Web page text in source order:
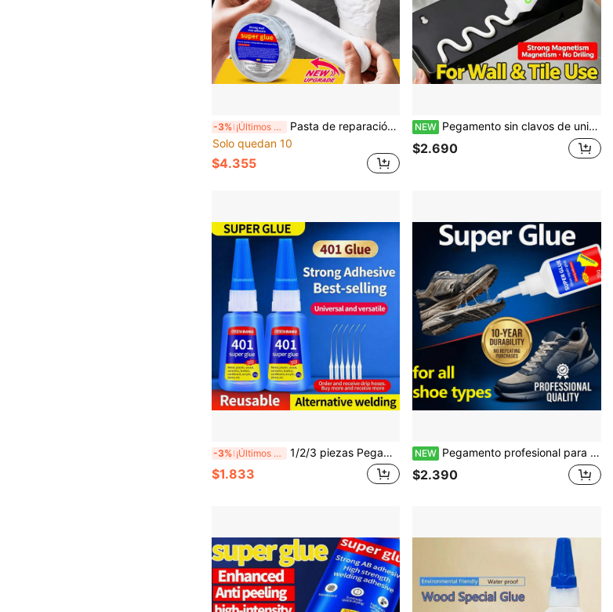
-3% ¡Últimos 2 días
Pasta de reparación de metal de grado industrial, masilla epoxi de alta resistencia, relleno a prueba de fugas para defectos de fundición, mantenimiento de plomería, pegamento para gam, pegamento para strass
Solo quedan 10
$4.355
NEW Pegamento sin clavos de unión fuerte, adhesivo de clavos líquidos, pegamento de montaje en pared sin taladro ni agujeros, adhesivo de construcción resistente al agua para baño, cocina, azulejos, espejos, estantes y ganchos, pegamento multiusos para fijación de decoración del hogar
$2.690
-3% ¡Últimos 2 días 1/2/3 piezas Pegamento Super/Pegamento 401/Pegamento de Secado Rápido/Pegamento Multiusos, Pegamento de Soldadura de Secado Rápido, Ampliamente Utilizado para Pegar Plástico, Metal, Hierro, Cerámica, Acero Inoxidable, Vidrio, Acrílico, Madera, Zapatos, Piedra y Otros Materiales Varios. Pegamento 502, Pegamento para Manualidades, Pegamento Multifuncional Resistente a Altas Temperaturas y Fuerte para Mantenimiento Diario del Hogar
$1.833
NEW Pegamento profesional para reparación de suelas de zapatos, adhesivo transparente suave e impermeable para todo tipo de calzado, pegamento resistente para arreglar zapatos de lona, botas y sandalias
$2.390